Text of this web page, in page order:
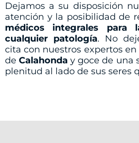
Dejamos a su disposición
atención y la posibilidad de
médicos integrales para
cualquier patología. No
cita con nuestros expertos en
de Calahonda y goce de una
plenitud al lado de sus seres